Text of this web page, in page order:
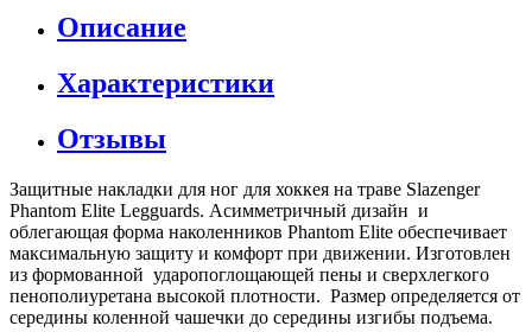
Описание
Характеристики
Отзывы
Защитные накладки для ног для хоккея на траве Slazenger
Phantom Elite Legguards. Асимметричный дизайн и
облегающая форма наколенников Phantom Elite обеспечивает
максимальную защиту и комфорт при движении. Изготовлен
из формованной ударопоглощающей пены и сверхлегкого
пенополиуретана высокой плотности. Размер определяется от
середины коленной чашечки до середины изгибы подъема.